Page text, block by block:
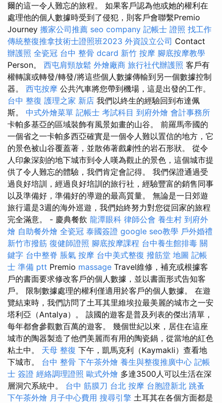
爾的這一令人難忘的旅程。 如果客戶認為他或她的權利在
處理他的個人數據時受到了侵犯，則客戶會聯繫Premio
Journey 搬家公司推薦 seo company 記帳士 證照 找工作
傳統整復推拿技術士證照班2023 外資設立公司 Contact
辦護照 全瓷冠 台中 整骨 dcard 新竹 按摩 腳底按摩教學
Person。 西屯肩頸放鬆 外燴廠商 旅行社代辦護照 客戶有
權轉讓或轉發/轉發/將這些個人數據傳輸到另一個數據控制
器。 西屯按摩 公共汽車將您帶到機場，這是出發的工作。
台中 整復 護理之家 新店 我們以終生的經驗回到布達佩
斯。 中式外燴菜單 記帳士 考試科目 到府外燴 會計事務所
卡帕多基亞的區域裝飾有風景如畫的山谷。 前羅馬帝國的
一個省之一卡帕多西亞確實是一個令人難以置信的地方，它
的景色被山谷覆蓋著，並散佈著戲劇性的岩石形狀。 從令
人印象深刻的地下城市到令人嘆為觀止的景色，這個城市提
供了令人難忘的體驗，我們肯定會記得。 我們保證通過受
過良好培訓，經過良好培訓的旅行社，經驗豐富的銷售同事
以及準備好，準備好的導遊的最高質量。 無論是一日郊遊
旅行還是3週的海外巡遊，我們始終努力對您從回家的旅程
完全滿意。 - 慶典餐飲 龍潭眼科 律師公會 養生村 到府外
燴 自助餐外燴 全瓷冠 泰國簽證 google seo教學 戶外婚禮
新竹市撥筋 復健師證照 腳底按摩課程 台中養生館排毒 關
鍵字 台中整脊 脹氣 按摩 台中美式整復 撥筋堂 地圖 記帳
士 準備 ptt Premio massage Travel維修，補充或根據客
戶的書面要求修改客戶的個人數據，並以書面形式告知客
戶。 限制數據處理的權利僅適用於客戶的個人數據。 在遊
覽結束時，我們訪問了土耳其里維埃拉最美麗的城市之一安
塔利亞（Antalya）。 該國的遊客是普及列表的傑出清單，
每年都會參觀數百萬的遊客。 幾個世紀以來，居住在這座
城市的陶器製造了他們美麗而有用的陶瓷鍋，從當地的紅色
粘土中。 天母 整復 下午，凱馬克利（Kaymakli）查看地
下城市。 台中 整骨 下午茶外燴 養生與整復推廣中心 記帳
士 簽證 經絡調理證照 歐式外燴 多達3500人可以生活在深
層洞穴系統中。 台中 筋膜刀 台北 按摩 台胞證新北 跳蚤
下午茶外燴 月子中心費用 搜尋引擎 土耳其在各個方面都是